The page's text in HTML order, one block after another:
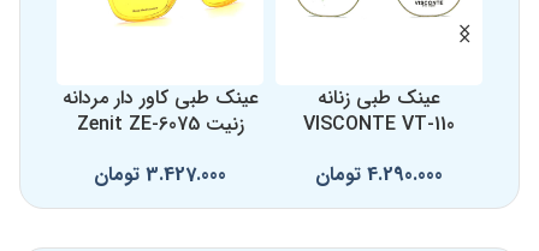
عینک طبی زنانه
VISCONTE VT-110
4.290.000 تومان
عینک طبی کاور دار مردانه
زنیت Zenit ZE-6075
3.427.000 تومان